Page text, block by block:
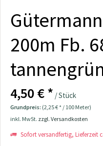
200m Fb.
4,50 € * / Stück
Grundpreis: (2,25 € * / 100 Meter)
inkl. MwSt. zzgl. Versandkosten
Sofort versandfertig, Lieferzeit